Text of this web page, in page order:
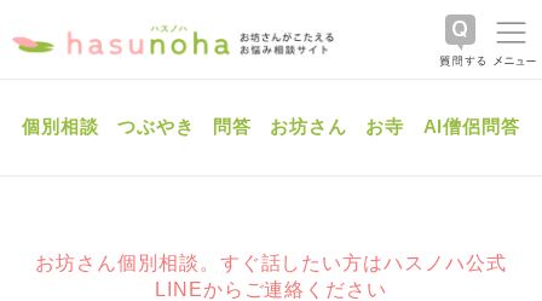
個別相談 つぶやき 問答 お坊さん お寺 AI僧侶問答
お坊さん個別相談。すぐ話したい方はハスノハ公式
LINEからご連絡ください